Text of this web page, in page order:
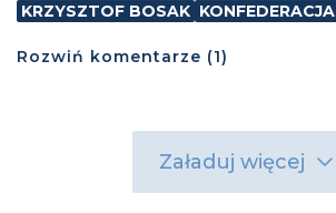
KRZYSZTOF BOSAK KONFEDERACJA
Rozwiń komentarze (1)
Załaduj więcej